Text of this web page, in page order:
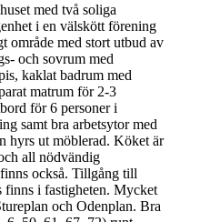
med två soliga
i en välskött förening
område med stort utbud av
och sovrum med
kaklat badrum med
matrum för 2-3
för 6 personer i
samt bra arbetsytor med
hyrs ut möblerad. Köket är
all nödvändig
också. Tillgång till
finns i fastigheten. Mycket
och Odenplan. Bra